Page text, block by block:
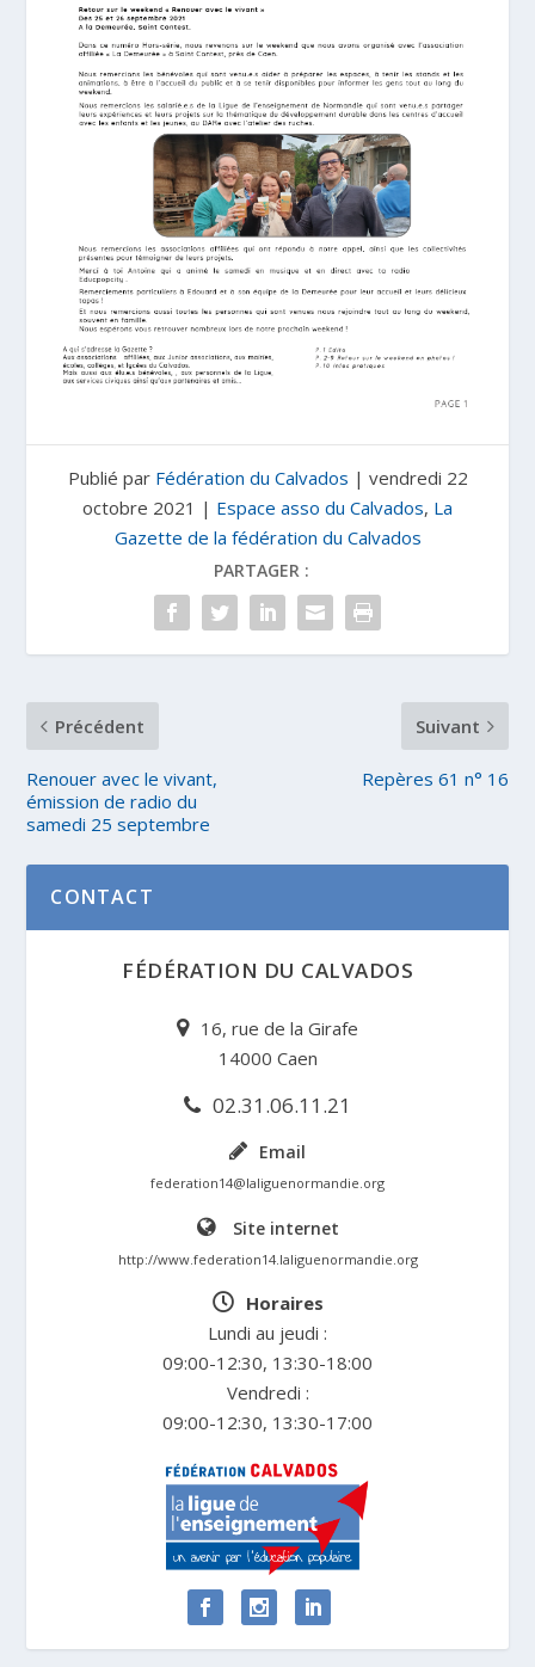
Publié par Fédération du Calvados | vendredi 22
octobre 2021 | Espace asso du Calvados, La
Gazette de la fédération du Calvados
PARTAGER :
Précédent
Renouer avec le vivant,
émission de radio du
samedi 25 septembre
Suivant
Repères 61 n° 16
CONTACT
FÉDÉRATION DU CALVADOS
16, rue de la Girafe
14000 Caen
02.31.06.11.21
Email
federation14@laliguenormandie.org
Site internet
http://www.federation14.laliguenormandie.org
Horaires
Lundi au jeudi :
09:00-12:30, 13:30-18:00
Vendredi :
09:00-12:30, 13:30-17:00